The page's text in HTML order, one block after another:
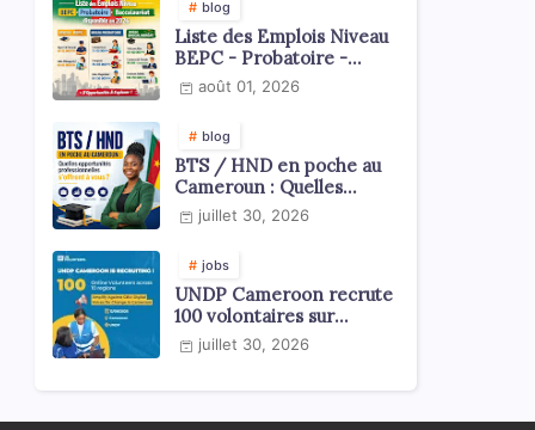
blog
Liste des Emplois Niveau
BEPC - Probatoire -
Baccalauréat dispoblible
en 2026
août 01, 2026
blog
BTS / HND en poche au
Cameroun : Quelles
opportunités
professionnelles s'offrent
juillet 30, 2026
jobs
UNDP Cameroon recrute
100 volontaires sur
l'échelle du territoire
national
juillet 30, 2026